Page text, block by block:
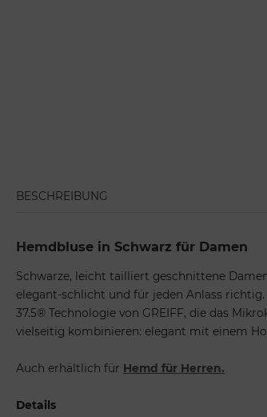
BESCHREIBUNG
Hemdbluse in Schwarz für Damen
Schwarze, leicht tailliert geschnittene
elegant-schlicht und für jeden Anlass
37.5® Technologie von GREIFF, die das
vielseitig kombinieren: elegant mit einem
Auch erhältlich für Hemd für Herren.
Details